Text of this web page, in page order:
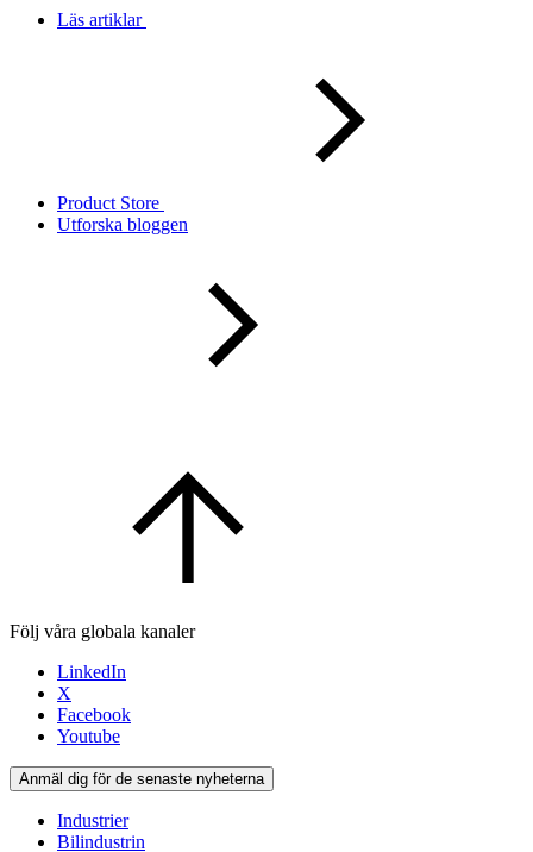
Läs artiklar
Product Store
Utforska bloggen
Följ våra globala kanaler
LinkedIn
X
Facebook
Youtube
Anmäl dig för de senaste nyheterna
Industrier
Bilindustrin